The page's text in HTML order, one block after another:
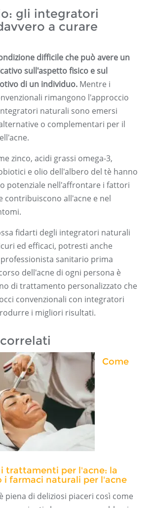
gli integratori
a curare
difficile che può avere un
sull'aspetto fisico e sul
di un individuo. Mentre i
rimangono l'approccio
naturali sono emersi
o complementari per il
zinco, acidi grassi omega-3,
e olio dell'albero del tè hanno
potenziale nell'affrontare i fattori
contribuiscono all'acne e nel
fidarti degli integratori naturali
ed efficaci, potresti anche
sanitario prima
dell'acne di ogni persona è
di trattamento personalizzato che
convenzionali con integratori
i migliori risultati.
Come
trattamenti per l'acne: la
i farmaci naturali per l'acne
piena di deliziosi piaceri così come